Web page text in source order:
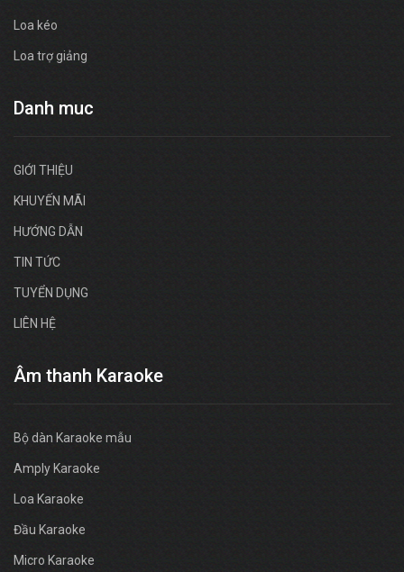
Loa kéo
Loa trợ giảng
Danh muc
GIỚI THIỆU
KHUYẾN MÃI
HƯỚNG DẪN
TIN TỨC
TUYỂN DỤNG
LIÊN HỆ
Âm thanh Karaoke
Bộ dàn Karaoke mẫu
Amply Karaoke
Loa Karaoke
Đầu Karaoke
Micro Karaoke